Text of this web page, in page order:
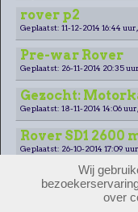
rover p2
Geplaatst: 11-12-2014 16:44
Pre-war Rover
Geplaatst: 26-11-2014 20:35
Gezocht:
Geplaatst: 18-11-2014 14:06
Rover SD1 2600
Geplaatst: 26-10-2014 17:09
motor
Geplaatst: 25-10-2014 20:31
Wij
over